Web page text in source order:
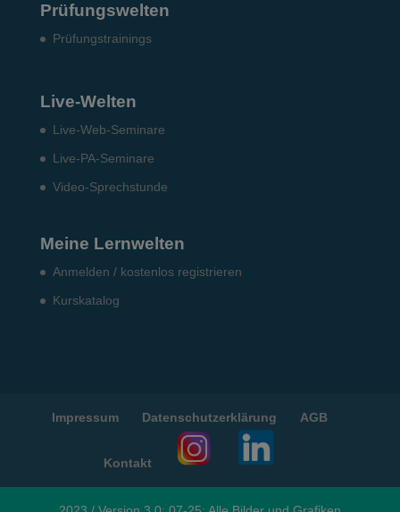
Prüfungswelten
Prü­fungs­trai­nings
Live-Welten
Live-Web-Seminare
Live-PA-Seminare
Video-Sprechstunde
Meine Lernwelten
Anmelden / kostenlos registrieren
Kurskatalog
Impressum Datenschutzerklärung AGB
Kontakt